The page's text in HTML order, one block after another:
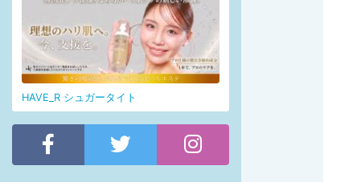
HAVE_R シュガータイト